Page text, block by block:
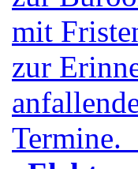
mit
zur
Termine.